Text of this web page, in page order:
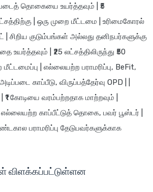
தொகையை உயர்த்தவும் | ₹5
| ஒரு முறை மீட்டமை | உரிமைகோரல்
| சிறிய குடும்பங்கள் அல்லது தனிநபர்களுக்கு
உயர்த்தவும் | ₹25 லட்சத்திலிருந்து ₹50
| எல்லையற்ற பராமரிப்பு, BeFit,
காப்பீடு, விருப்பத்தேர்வு OPD | |
கோடியை வரம்பற்றதாக மாற்றவும் |
காப்பீட்டுத் தொகை, பவர் பூஸ்டர் |
பராமரிப்பு தேடுபவர்களுக்காக
விளக்கப்பட்டுள்ளன